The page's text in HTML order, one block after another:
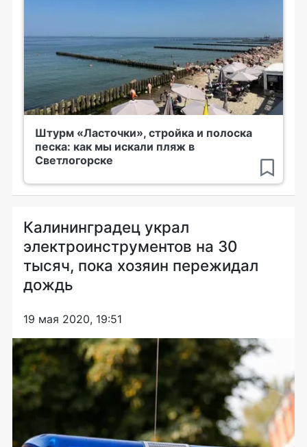
Штурм «Ласточки», стройка и полоска
песка: как мы искали пляж в
Светлогорске
Калининградец украл
электроинструментов на 30
тысяч, пока хозяин пережидал
дождь
19 мая 2020, 19:51